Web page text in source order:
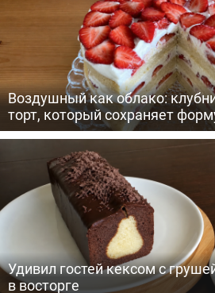
Воздушный как облако:
торт, который сохраняет
Удивил гостей кексом с
в восторге